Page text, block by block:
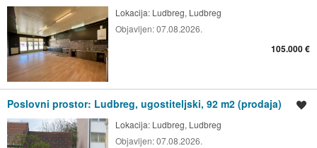
Lokacija: Ludbreg, Ludbreg
Objavljen:07.08.2026.
105.000 €
Poslovni prostor: Ludbreg, ugostiteljski, 92 m2 (prodaja)
Lokacija: Ludbreg, Ludbreg
Objavljen:07.08.2026.